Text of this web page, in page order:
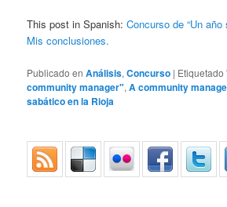
This post in Spanish:Concurso de “Un
Mis conclusiones.
Publicado en Análisis,Concurso | Etiquetado
community manager",A community
sabático en la Rioja